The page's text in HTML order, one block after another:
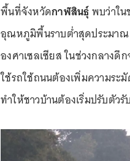
พื้นที่จังหวัดกาฬสินธุ์พบว่าใ
อุณหภูมิพื้นราบต่ำสุดประมาณ
องศาเซลเซียส ในช่วงกลาง
ใช้รถใช้ถนนต้องเพิ่มความระ
ทำให้ชาวบ้านต้องเริ่มปรับตัว